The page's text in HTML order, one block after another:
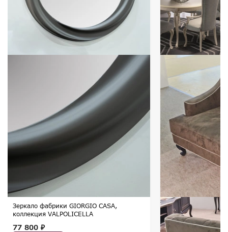
Зеркало фабрики GIORGIO CASA,
коллекция VALPOLICELLA
77 800 ₽